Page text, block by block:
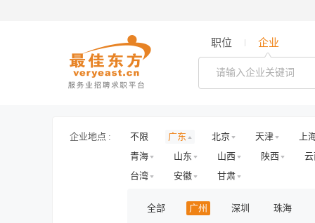
职位 企业
企业地点 : 不限 广东 北京 天津
上
青海
山东 山西 陕西
台湾
安徽 甘肃
全部 广州 深圳
珠海